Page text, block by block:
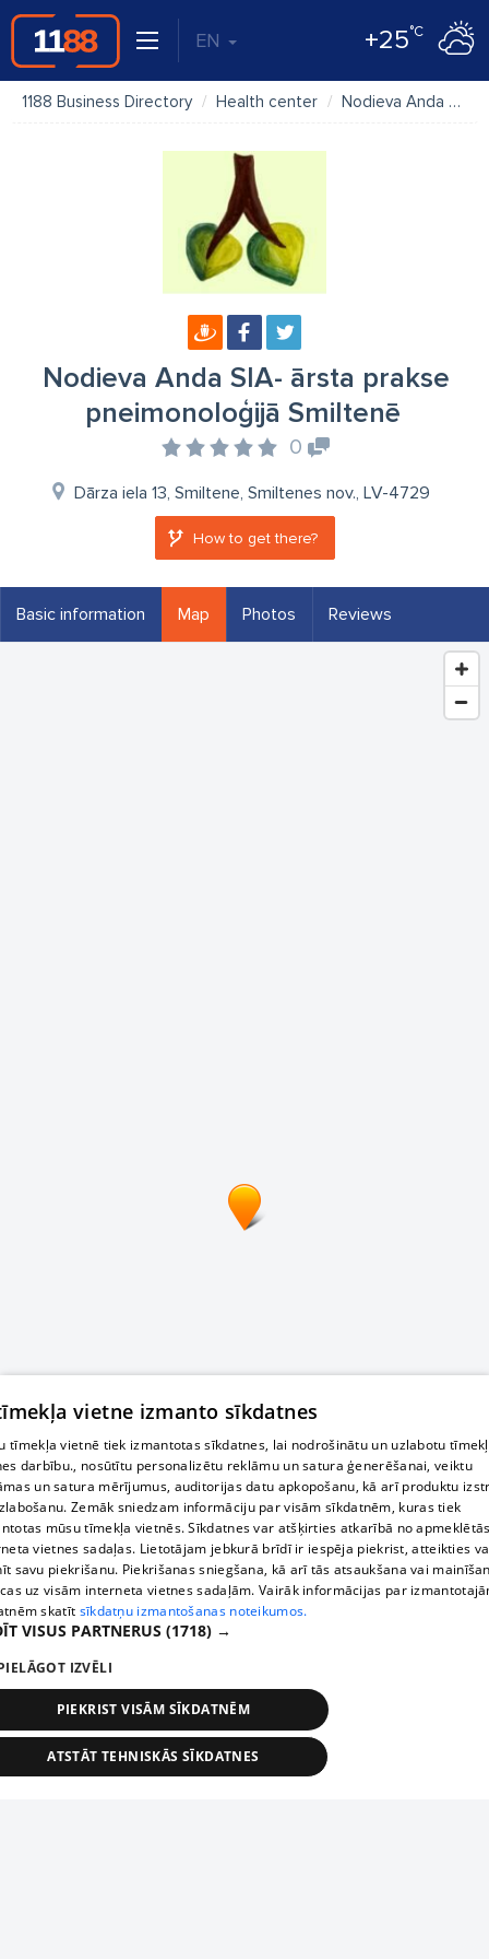
EN +25°C
1188 Business Directory Health center Nodieva Anda SIA- ārsta prakse pneimonoloģijā Smiltenē
Nodieva Anda SIA- ārsta prakse
pneimonoloģijā Smiltenē
0
Dārza iela 13, Smiltene, Smiltenes nov., LV-4729
How to get there?
Basic information Map Photos Reviews
vietne izmanto sīkdatnes
tīmekļa vietnē tiek izmantotas sīkdatnes, lai nodrošinātu un uzlabotu
darbību., nosūtītu personalizētu reklāmu un satura ģenerēšanai, veiktu
un satura mērījumus, auditorijas datu apkopošanu, kā arī produktu
Zemāk sniedzam informāciju par visām sīkdatnēm, kuras tiek
mūsu tīmekļa vietnēs. Sīkdatnes var atšķirties atkarībā no
vietnes sadaļas. Lietotājam jebkurā brīdī ir iespēja piekrist, atteikties
savu piekrišanu. Piekrišanas sniegšana, kā arī tās atsaukšana vai
uz visām interneta vietnes sadaļām. Vairāk informācijas par
skatīt sīkdatņu izmantošanas noteikumos.
VISUS PARTNERUS (1718) →
IZVĒLI
PIEKRIST VISĀM SĪKDATNĒM
ATSTĀT TEHNISKĀS SĪKDATNES